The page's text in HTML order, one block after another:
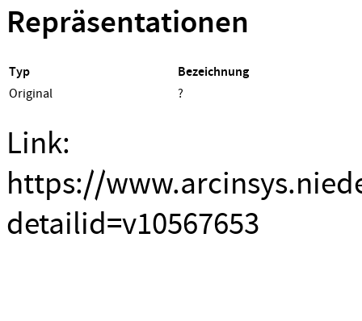
Repräsentationen
Typ Bezeichnung
Original ?
Link:
https://
detailid=v10567653